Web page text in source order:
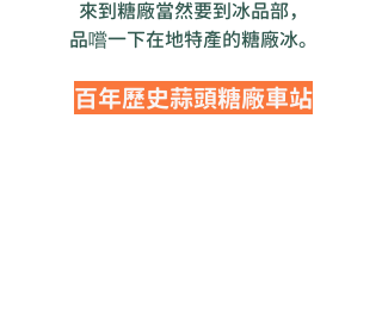
來到糖廠當然要到冰品部，
品嚐一下在地特產的糖廠冰。
百年歷史蒜頭糖廠車站